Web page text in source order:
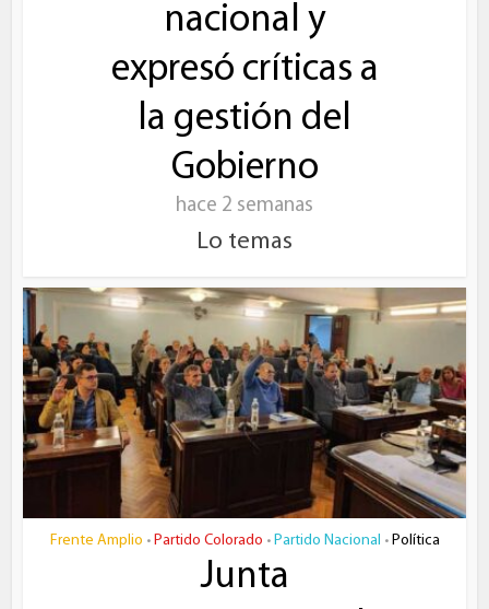
nacional y
expresó críticas a
la gestión del
Gobierno
hace 2 semanas
Lo temas
Frente Amplio • Partido Colorado • Partido Nacional • Política
Junta